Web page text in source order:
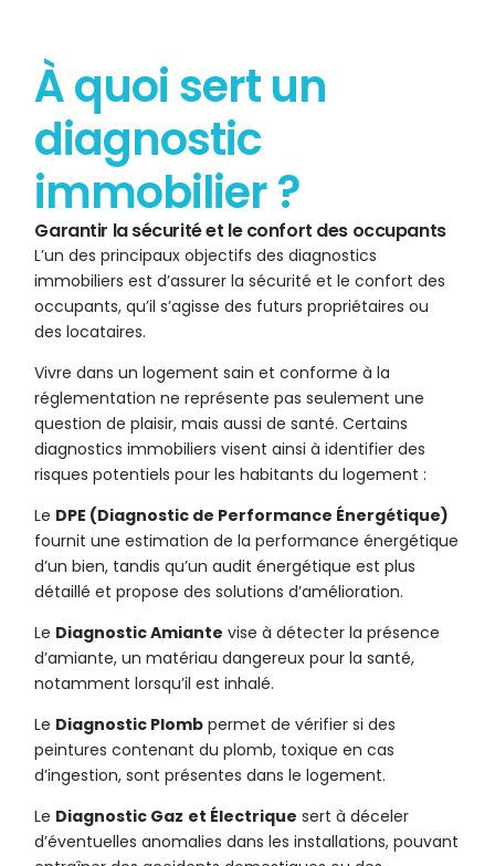
À quoi sert un
diagnostic
immobilier ?
Garantir la sécurité et le confort des occupants
L’un des principaux objectifs des diagnostics
immobiliers est d’assurer la sécurité et le confort des
occupants, qu’il s’agisse des futurs propriétaires ou
des locataires.
Vivre dans un logement sain et conforme à la
réglementation ne représente pas seulement une
question de plaisir, mais aussi de santé. Certains
diagnostics immobiliers visent ainsi à identifier des
risques potentiels pour les habitants du logement :
Le DPE (Diagnostic de Performance Énergétique)
fournit une estimation de la performance énergétique
d’un bien, tandis qu’un audit énergétique est plus
détaillé et propose des solutions d’amélioration.
Le Diagnostic Amiante vise à détecter la présence
d’amiante, un matériau dangereux pour la santé,
notamment lorsqu’il est inhalé.
Le Diagnostic Plomb permet de vérifier si des
peintures contenant du plomb, toxique en cas
d’ingestion, sont présentes dans le logement.
Le Diagnostic Gaz et Électrique sert à déceler
d’éventuelles anomalies dans les installations, pouvant